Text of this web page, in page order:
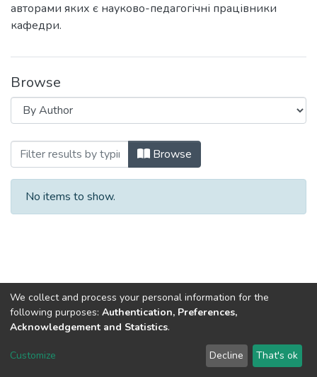
авторами яких є науково-педагогічні працівники
кафедри.
Browse
Browsing Довідкові матеріали (АЕД
Browse
No items to show.
DSpace software copyright © 2002-2026 LYRASIS
Send Feedback
We collect and process your personal information for the
following purposes: Authentication, Preferences,
Acknowledgement and Statistics.
Customize Decline That's ok